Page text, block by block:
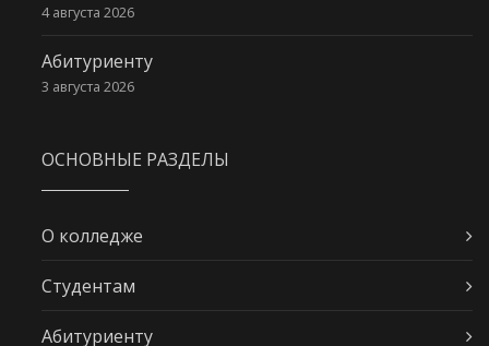
4 августа 2026
Абитуриенту
3 августа 2026
ОСНОВНЫЕ РАЗДЕЛЫ
О колледже
Студентам
Абитуриенту